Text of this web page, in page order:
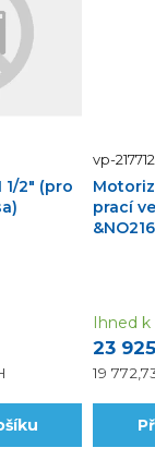
1/2" (pro
vp-217712
prací
23
19
Ihned k